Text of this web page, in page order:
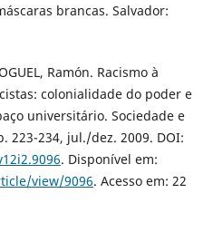
brancas. Salvador:
Ramón. Racismo à
colonialidade do poder e
universitário. Sociedade e
223-234, jul./dez. 2009. DOI:
. Disponível em:
view/9096. Acesso em: 22